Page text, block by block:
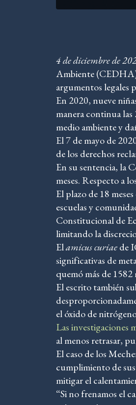
4 de diciembre de
Ambiente
argumentos legales
En 2020, nueve
manera continua
medio ambiente y
El 7 de mayo de
de los derechos
En su sentencia, la
meses. Respecto a
El plazo de 18
escuelas y
Constitucional de
limitando la
Elamicus curiaede
significativas de
quemó más de
El escrito también
el óxido de
Las investigaciones
al menos retrasar,
El caso de los
cumplimiento de
mitigar el
“Si no frenamos el